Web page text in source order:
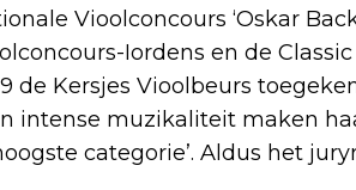
Vioolconcours ‘Oskar
Iordens en de
de Kersjes Vioolbeurs
intense muzikaliteit maken
categorie’. Aldus het